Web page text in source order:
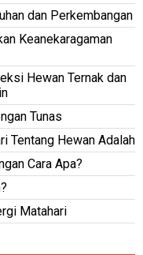
dan Perkembangan
Keanekaragaman
Hewan Ternak dan
Tunas
Tentang Hewan Adalah
Cara Apa?
Matahari